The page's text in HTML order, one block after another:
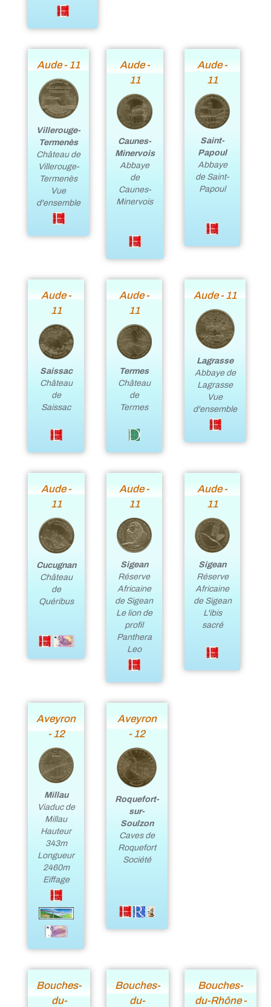
Aude - 11
Villerouge-
Termenès
Château de
Villerouge-
Termenès
Vue
d'ensemble
Aude -
11
Caunes-
Minervois
Abbaye
de
Caunes-
Minervois
Aude -
11
Saint-
Papoul
Abbaye
de Saint-
Papoul
Aude -
11
Saissac
Château
de
Saissac
Aude -
11
Termes
Château
de
Termes
Aude - 11
Lagrasse
Abbaye de
Lagrasse
Vue
d'ensemble
Aude -
11
Cucugnan
Château
de
Quéribus
Aude -
11
Sigean
Réserve
Africaine
de Sigean
Le lion de
profil
Panthera
Leo
Aude -
11
Sigean
Réserve
Africaine
de Sigean
L'ibis
sacré
Aveyron
- 12
Millau
Viaduc de
Millau
Hauteur
343m
Longueur
2460m
Eiffage
Aveyron
- 12
Roquefort-
sur-
Soulzon
Caves de
Roquefort
Société
Bouches-
du-
Bouches-
du-
Bouches-
du-Rhône -